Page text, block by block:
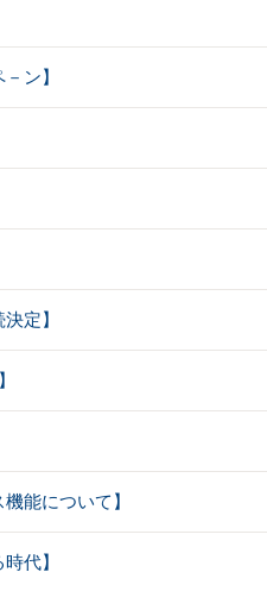
ン】
定】
能について】
代】